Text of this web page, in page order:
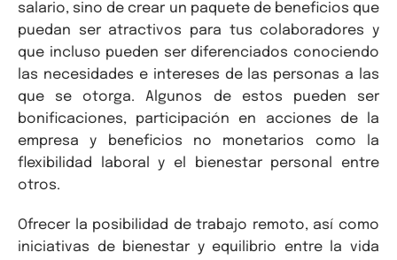
salario, sino de crear un paquete de beneficios que
puedan ser atractivos para tus colaboradores y
que incluso pueden ser diferenciados conociendo
las necesidades e intereses de las personas a las
que se otorga. Algunos de estos pueden ser
bonificaciones, participación en acciones de la
empresa y beneficios no monetarios como la
flexibilidad laboral y el bienestar personal entre
otros.
Ofrecer la posibilidad de trabajo remoto, así como
iniciativas de bienestar y equilibrio entre la vida